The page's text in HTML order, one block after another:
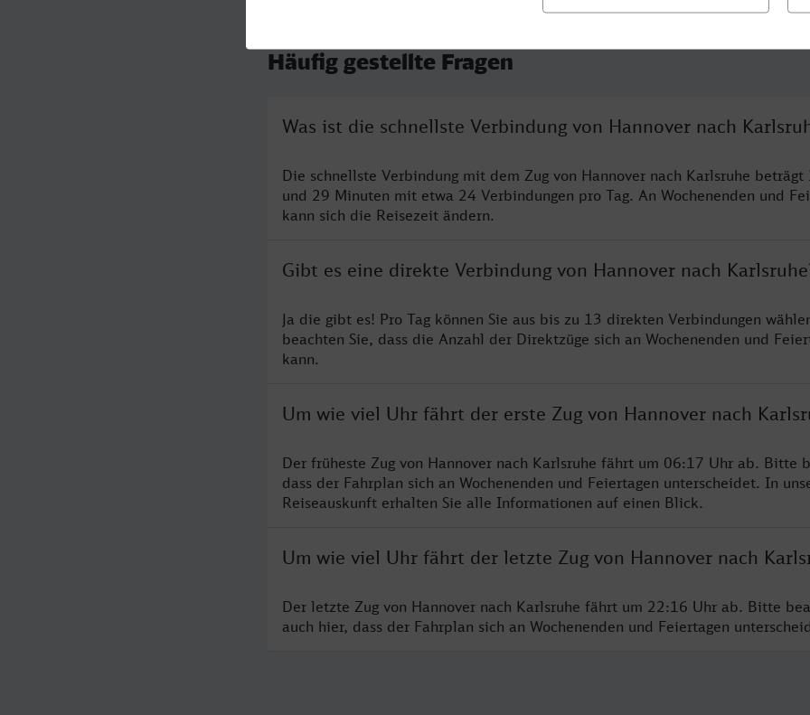
Häufig gestellte Fragen
Was ist die schnellste Verbindung von Hannover nach
Die schnellste Verbindung mit dem Zug von Hannover nach Karlsruhe beträgt
und 29 Minuten mit etwa 24 Verbindungen pro Tag. An Wochenenden und
kann sich die Reisezeit ändern.
Gibt es eine direkte Verbindung von Hannover nach
Ja die gibt es! Pro Tag können Sie aus bis zu 13 direkten Verbindungen
beachten Sie, dass die Anzahl der Direktzüge sich an Wochenenden und
kann.
Um wie viel Uhr fährt der erste Zug von Hannover nach
Der früheste Zug von Hannover nach Karlsruhe fährt um 06:17 Uhr ab. Bitte
dass der Fahrplan sich an Wochenenden und Feiertagen unterscheidet. In
Reiseauskunft erhalten Sie alle Informationen auf einen Blick.
Um wie viel Uhr fährt der letzte Zug von Hannover nach
Der letzte Zug von Hannover nach Karlsruhe fährt um 22:16 Uhr ab. Bitte
auch hier, dass der Fahrplan sich an Wochenenden und Feiertagen